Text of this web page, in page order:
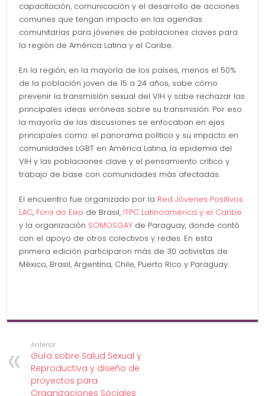
capacitación, comunicación y el desarrollo de acciones
comunes que tengan impacto en las agendas
comunitarias para jóvenes de poblaciones claves para
la región de América Latina y el Caribe.
En la región, en la mayoría de los países, menos el 50%
de la población joven de 15 a 24 años, sabe cómo
prevenir la transmisión sexual del VIH y sabe rechazar las
principales ideas erróneas sobre su transmisión. Por eso
la mayoría de las discusiones se enfocaban en ejes
principales como: el panorama político y su impacto en
comunidades LGBT en América Latina, la epidemia del
VIH y las poblaciones clave y el pensamiento crítico y
trabajo de base con comunidades más afectadas.
El encuentro fue organizado por la Red Jóvenes Positivos
LAC, Fora do Eixo de Brasil, ITPC Latinoamérica y el Caribe
y la organización SOMOSGAY de Paraguay, donde contó
con el apoyo de otros colectivos y redes. En esta
primera edición participaron más de 30 activistas de
México, Brasil, Argentina, Chile, Puerto Rico y Paraguay.
Anterior
Guía sobre Salud Sexual y
Reproductiva y diseño de
proyectos para
Organizaciones Sociales